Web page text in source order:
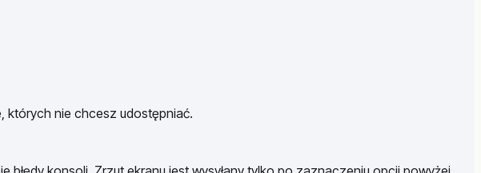
których nie chcesz udostępniać.